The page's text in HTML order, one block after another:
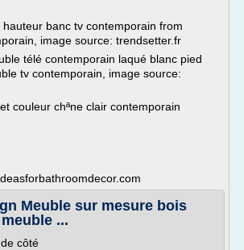
banc tv contemporain from
image source: trendsetter.fr
télé contemporain laqué blanc pied
tv contemporain, image source:
couleur chªne clair contemporain
Meuble sur mesure bois
...
côté